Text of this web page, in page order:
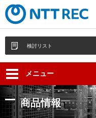
検討リスト
メニュー
商品情報